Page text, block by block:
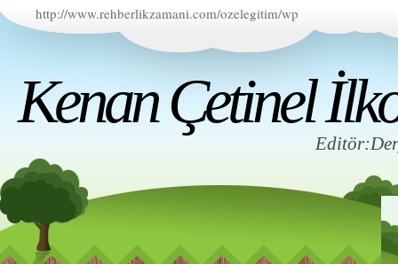
http://www.rehberlikzamani.com/ozelegitim/wp
Kenan Çetinel